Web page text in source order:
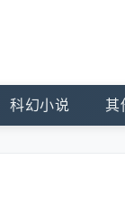
科幻小说 其